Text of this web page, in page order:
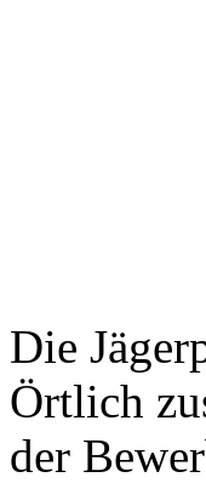
Die
Örtlich
der